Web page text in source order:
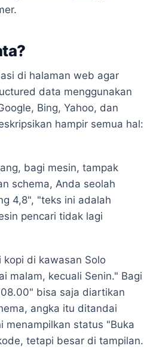
di halaman web agar
data menggunakan
Bing, Yahoo, dan
hampir semua hal:
bagi mesin, tampak
schema, Anda seolah
4,8", "teks ini adalah
pencari tidak lagi
di kawasan Solo
malam, kecuali Senin." Bagi
bisa saja diartikan
angka itu ditandai
menampilkan status "Buka
tetapi besar di tampilan.